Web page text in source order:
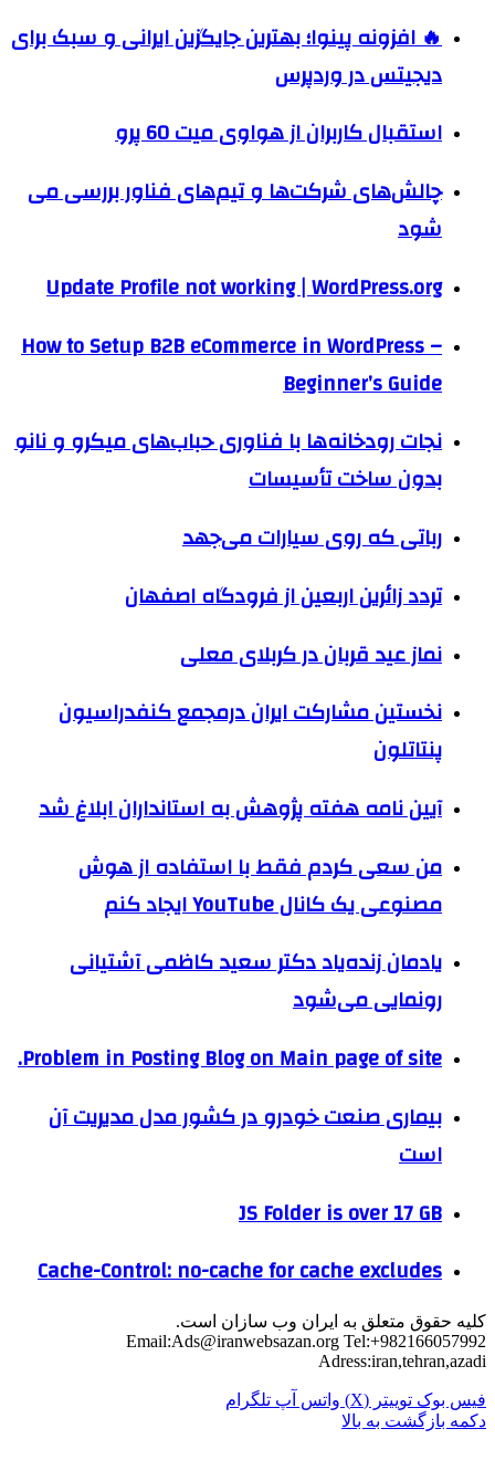
🔥 افزونه پینوا؛ بهترین جایگزین ایرانی و سبک برای
دیجیتس در وردپرس
استقبال کاربران از هواوی میت 60 پرو
چالش‌های شرکت‌ها و تیم‌های فناور بررسی می
شود
Update Profile not working | WordPress.org
How to Setup B2B eCommerce in WordPress –
Beginner’s Guide
نجات رودخانه‌ها با فناوری حباب‌های میکرو و نانو
بدون ساخت تأسیسات
رباتی که روی سیارات می‌جهد
تردد زائرین اربعین از فرودگاه اصفهان
نماز عید قربان در کربلای معلی
نخستین مشارکت ایران درمجمع کنفدراسیون
پنتاتلون
آیین نامه هفته پژوهش به استانداران ابلاغ شد
من سعی کردم فقط با استفاده از هوش
مصنوعی یک کانال YouTube ایجاد کنم
یادمان زنده‌یاد دکتر سعید کاظمی آشتیانی
رونمایی می‌شود
Problem in Posting Blog on Main page of site.
بیماری صنعت خودرو در کشور مدل مدیریت آن
است
JS Folder is over 17 GB
Cache-Control: no-cache for cache excludes
کلیه حقوق متعلق به ایران وب سازان است.
Email:Ads@iranwebsazan.org Tel:+982166057992
Adress:iran,tehran,azadi
فیس بوک توییتر (X) واتس آپ تلگرام
دکمه بازگشت به بالا